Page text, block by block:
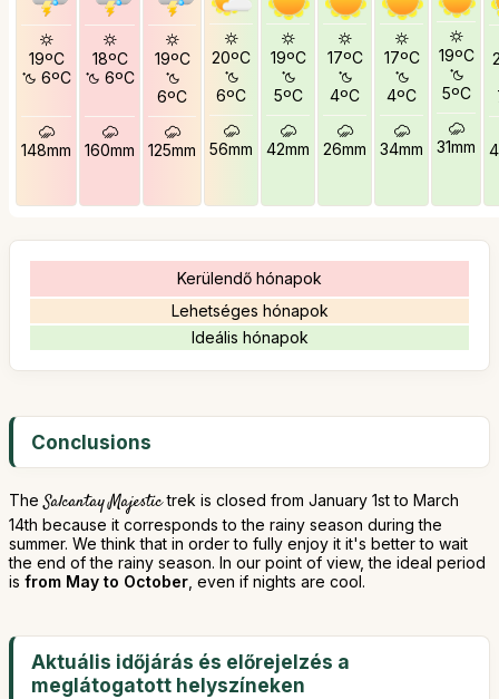
19ºC
6ºC
148mm
18ºC
6ºC
160mm
19ºC
6ºC
125mm
20ºC
6ºC
56mm
19ºC
5ºC
42mm
17ºC
4ºC
26mm
17ºC
4ºC
34mm
19ºC
5ºC
31mm
Kerülendő hónapok
Lehetséges hónapok
Ideális hónapok
Conclusions
The Salcantay Majestictrek is closed from January 1st to March
14th because it corresponds to the rainy season during the
summer. We think that in order to fully enjoy it it's better to wait
the end of the rainy season. In our point of view, the ideal period
is from May to October , even if nights are cool.
Aktuális időjárás és előrejelzés a
meglátogatott helyszíneken